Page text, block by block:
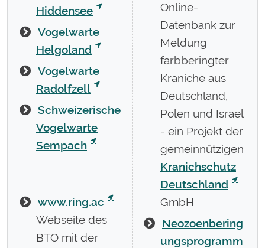
Hiddensee
Vogelwarte
Helgoland
Vogelwarte
Radolfzell
Schweizerische
Vogelwarte
Sempach
www.ring.ac
Webseite des
BTO mit der
Online-
Datenbank zur
Meldung
farbberingter
Kraniche aus
Deutschland,
Polen und Israel
- ein Projekt der
gemeinnützigen
Kranichschutz
Deutschland
GmbH
Neozoenbering
ungsprogramm